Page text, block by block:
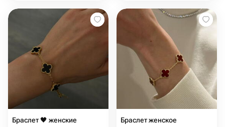
Браслет 🖤 женские Браслет женское ️